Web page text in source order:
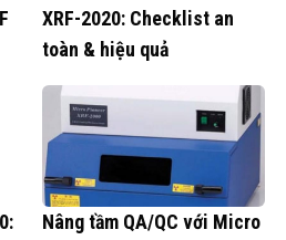
XRF-2020: Checklist an
toàn & hiệu quả
Nâng tầm QA/QC với Micro